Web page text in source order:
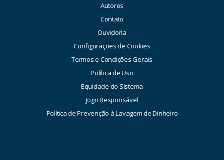
Autores
Contato
Ouvidoria
Configurações de Cookies
Termos e Condições Gerais
Política de Uso
Equidade do Sistema
Jogo Responsável
Política de Prevenção à Lavagem de Dinheiro